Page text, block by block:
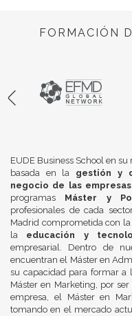
FORMACIÓN
EUDE Business School en
basada en la gestión y
negocio de las empresas
programas Máster y
profesionales de cada
Madrid comprometida con
la educación y
empresarial. Dentro de
encuentran el Máster en
su capacidad para formar a
Máster en Marketing, por
empresa, el Máster en
tomando en el mercado